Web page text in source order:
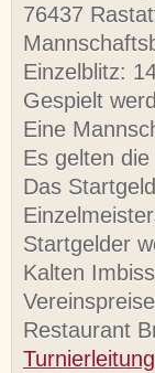
76437
Einzelblitz:
Gespielt
Eine
Es gelten
Das
Startgelder
Kalten
Restaurant